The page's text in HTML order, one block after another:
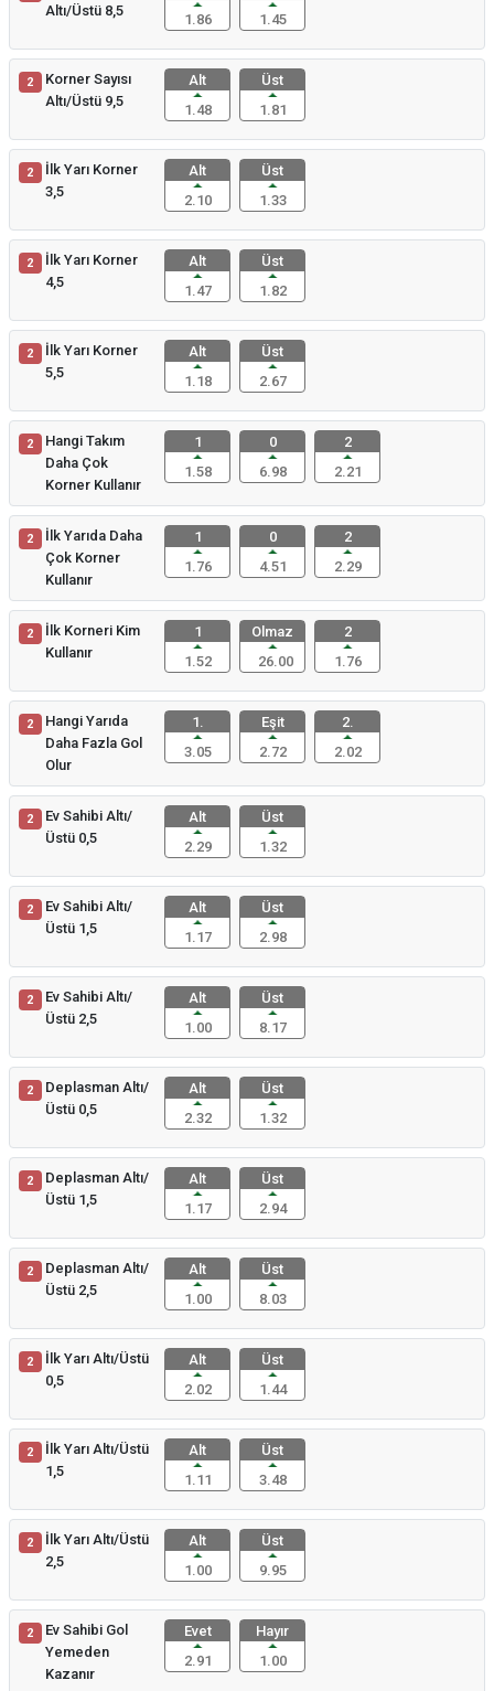
Altı/Üstü 8,5
1.86
1.45
2
Korner Sayısı
Altı/Üstü 9,5
Alt
1.48
Üst
1.81
2
İlk Yarı Korner
3,5
Alt
2.10
Üst
1.33
2
İlk Yarı Korner
4,5
Alt
1.47
Üst
1.82
2
İlk Yarı Korner
5,5
Alt
1.18
Üst
2.67
2
Hangi Takım
Daha Çok
Korner Kullanır
1
1.58
0
6.98
2
2.21
2
İlk Yarıda Daha
Çok Korner
Kullanır
1
1.76
0
4.51
2
2.29
2
İlk Korneri Kim
Kullanır
1
1.52
Olmaz
26.00
2
1.76
2
Hangi Yarıda
Daha Fazla Gol
Olur
1.
3.05
Eşit
2.72
2.
2.02
2
Ev Sahibi Altı/
Üstü 0,5
Alt
2.29
Üst
1.32
2
Ev Sahibi Altı/
Üstü 1,5
Alt
1.17
Üst
2.98
2
Ev Sahibi Altı/
Üstü 2,5
Alt
1.00
Üst
8.17
2
Deplasman Altı/
Üstü 0,5
Alt
2.32
Üst
1.32
2
Deplasman Altı/
Üstü 1,5
Alt
1.17
Üst
2.94
2
Deplasman Altı/
Üstü 2,5
Alt
1.00
Üst
8.03
2
İlk Yarı Altı/Üstü
0,5
Alt
2.02
Üst
1.44
2
İlk Yarı Altı/Üstü
1,5
Alt
1.11
Üst
3.48
2
İlk Yarı Altı/Üstü
2,5
Alt
1.00
Üst
9.95
2
Ev Sahibi Gol
Yemeden
Kazanır
Evet
2.91
Hayır
1.00